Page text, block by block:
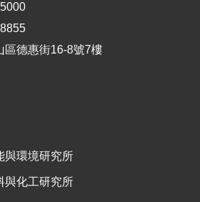
區德惠街16-8號7樓
與環境研究所
與化工研究所